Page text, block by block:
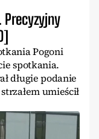
Precyzyjny
Pogoni
spotkania.
długie podanie
umieścił